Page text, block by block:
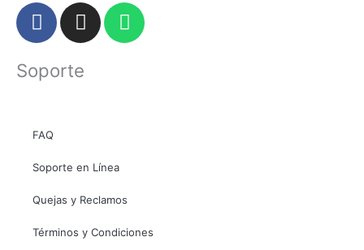
F
a
e
o
I
n
t
m
W
h
Soporte
FAQ
Soporte en Línea
Quejas y Reclamos
Términos y Condiciones